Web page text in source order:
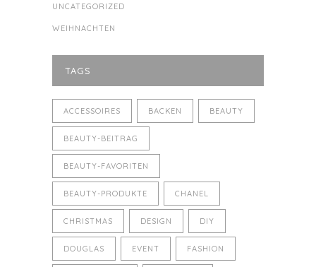
UNCATEGORIZED
WEIHNACHTEN
TAGS
ACCESSOIRES BACKEN BEAUTY
BEAUTY-BEITRAG
BEAUTY-FAVORITEN
BEAUTY-PRODUKTE CHANEL
CHRISTMAS DESIGN DIY
DOUGLAS EVENT FASHION